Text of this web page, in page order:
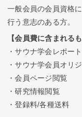
一般会員の会員資格
行う意志のある方。
【会員費に含まれるも
・サウナ学会レポー
・サウナ学会員オリ
・会員ページ閲覧
・研究情報閲覧
・登録料/各種送料